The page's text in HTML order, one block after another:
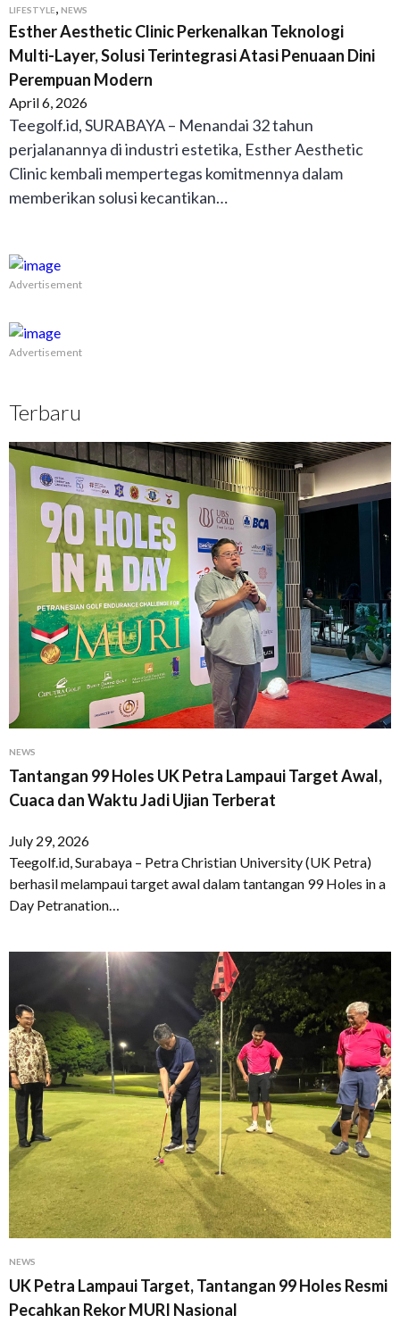
LIFESTYLE, NEWS
Esther Aesthetic Clinic Perkenalkan Teknologi
Multi-Layer, Solusi Terintegrasi Atasi Penuaan Dini
Perempuan Modern
April 6, 2026
Teegolf.id, SURABAYA – Menandai 32 tahun
perjalanannya di industri estetika, Esther Aesthetic
Clinic kembali mempertegas komitmennya dalam
memberikan solusi kecantikan…
Advertisement
Advertisement
Terbaru
NEWS
Tantangan 99 Holes UK Petra Lampaui Target Awal,
Cuaca dan Waktu Jadi Ujian Terberat
July 29, 2026
Teegolf.id, Surabaya – Petra Christian University (UK Petra)
berhasil melampaui target awal dalam tantangan 99 Holes in a
Day Petranation…
NEWS
UK Petra Lampaui Target, Tantangan 99 Holes Resmi
Pecahkan Rekor MURI Nasional